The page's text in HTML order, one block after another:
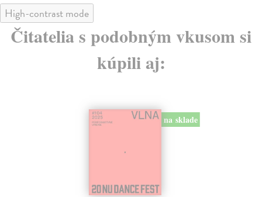
High-contrast mode
Čitatelia s podobným vkusom si
kúpili aj:
na sklade